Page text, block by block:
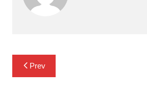
Navigasi
pos
Prev